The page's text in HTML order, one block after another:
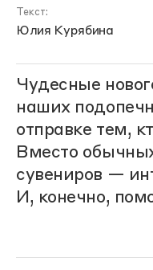
Текст:
Юлия Курябина
Чудесные
наших
отправке тем,
Вместо
сувениров —
И, конечно,